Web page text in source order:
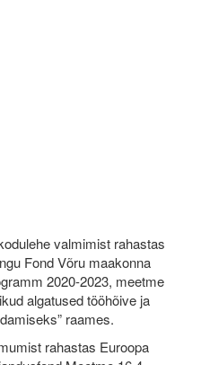
valmimist rahastas
Fond Võru maakonna
2020-2023, meetme
algatused tööhõive ja
raames.
rahastas Euroopa